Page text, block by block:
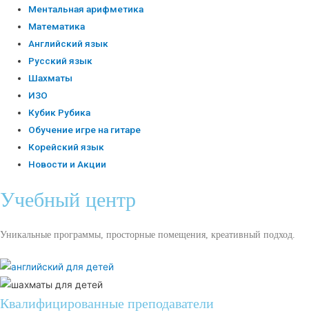
Ментальная арифметика
Математика
Английский язык
Русский язык
Шахматы
ИЗО
Кубик Рубика
Обучение игре на гитаре
Корейский язык
Новости и Акции
Учебный центр​
Уникальные программы, просторные помещения, креативный подход.
Квалифицированные преподаватели